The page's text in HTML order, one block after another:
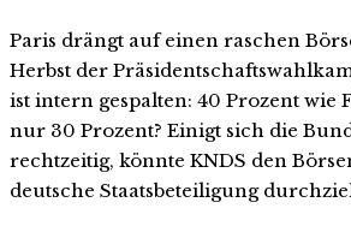
Paris drängt auf einen raschen
Herbst der
ist intern gespalten: 40 Prozent wie
nur 30 Prozent? Einigt sich die
rechtzeitig, könnte KNDS den
deutsche Staatsbeteiligung